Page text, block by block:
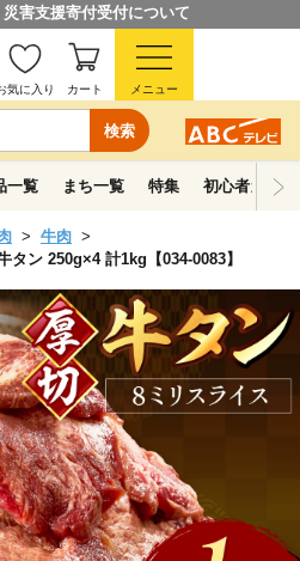
害支援寄付受付について
検索
気に入り カート メニュー
一覧 まち一覧 特集 初心者ガイド
牛肉
ン 250g×4 計1kg【034-0083】